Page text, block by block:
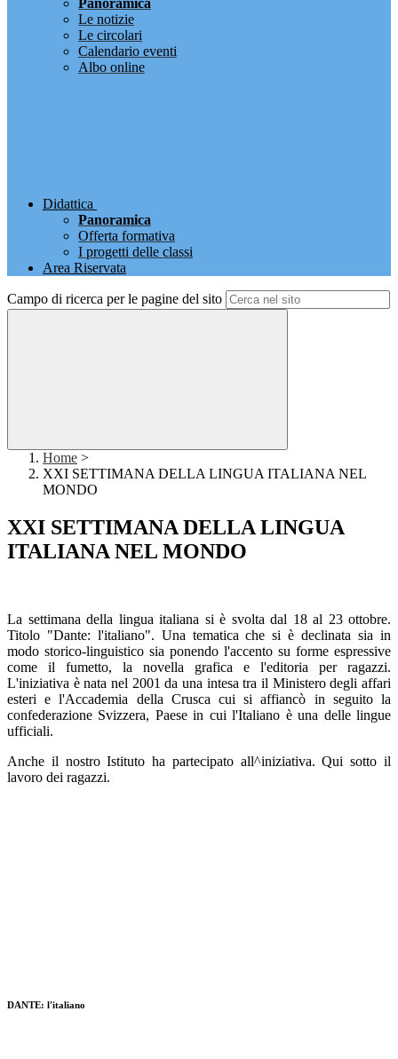
Panoramica
Le notizie
Le circolari
Calendario eventi
Albo online
Didattica
Panoramica
Offerta formativa
I progetti delle classi
Area Riservata
Campo di ricerca per le pagine del sito
Home >
XXI SETTIMANA DELLA LINGUA ITALIANA NEL
MONDO
XXI SETTIMANA DELLA LINGUA
ITALIANA NEL MONDO
La settimana della lingua italiana si è svolta dal 18 al 23 ottobre.
Titolo "Dante: l'italiano". Una tematica che si è declinata sia in
modo storico-linguistico sia ponendo l'accento su forme espressive
come il fumetto, la novella grafica e l'editoria per ragazzi.
L'iniziativa è nata nel 2001 da una intesa tra il Ministero degli affari
esteri e l'Accademia della Crusca cui si affiancò in seguito la
confederazione Svizzera, Paese in cui l'Italiano è una delle lingue
ufficiali.
Anche il nostro Istituto ha partecipato all^iniziativa. Qui sotto il
lavoro dei ragazzi.
DANTE: l'italiano